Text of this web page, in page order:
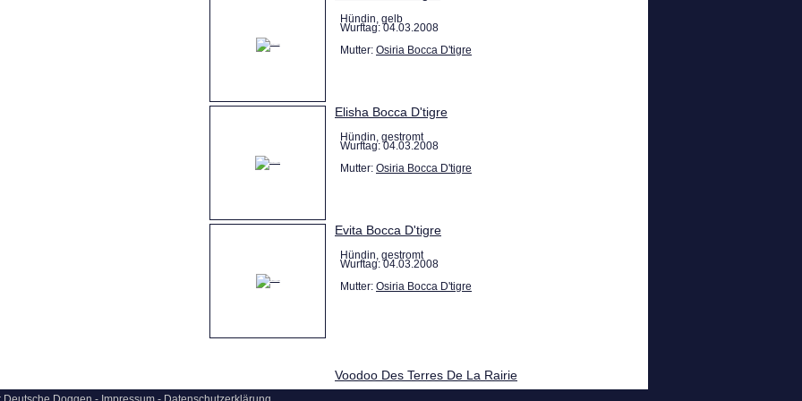
Hündin, gelb
Wurftag: 04.03.2008
Mutter: Osiria Bocca D'tigre
Elisha Bocca D'tigre
Hündin, gestromt
Wurftag: 04.03.2008
Mutter: Osiria Bocca D'tigre
Evita Bocca D'tigre
Hündin, gestromt
Wurftag: 04.03.2008
Mutter: Osiria Bocca D'tigre
Voodoo Des Terres De La Rairie